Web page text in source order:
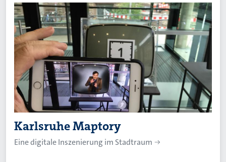
Karlsruhe Maptory
Eine digitale Inszenierung im Stadtraum